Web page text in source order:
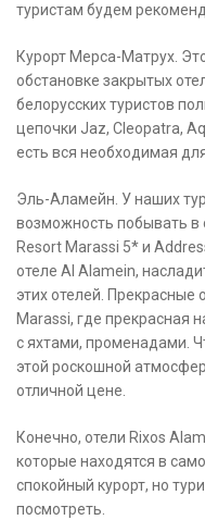
туристам будем
Курорт Мерса-Матрух.
обстановке закрытых
белорусских туристов
цепочки Jaz, Cleopatra,
есть вся необходимая
Эль-Аламейн. У наших
возможность побывать в
Resort Marassi 5* и
отеле Al Alamein,
этих отелей. Прекрасные
Marassi, где
с яхтами, променадами.
этой роскошной
отличной цене.
Конечно, отели Rixos
которые находятся в
спокойный курорт, но
посмотреть.